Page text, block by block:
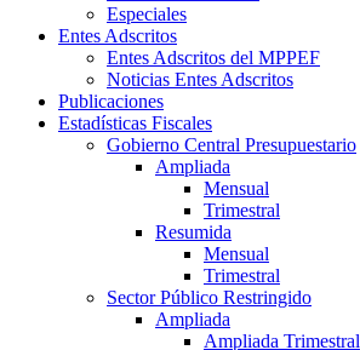
Especiales
Entes Adscritos
Entes Adscritos del MPPEF
Noticias Entes Adscritos
Publicaciones
Estadísticas Fiscales
Gobierno Central Presupuestario
Ampliada
Mensual
Trimestral
Resumida
Mensual
Trimestral
Sector Público Restringido
Ampliada
Ampliada Trimestral